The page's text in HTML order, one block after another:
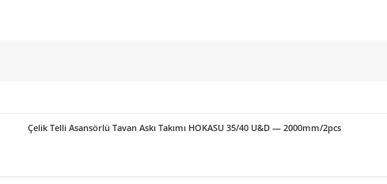
Çelik Telli Asansörlü Tavan Askı Takımı HOKASU 35/40 U&D — 2000mm/2pcs